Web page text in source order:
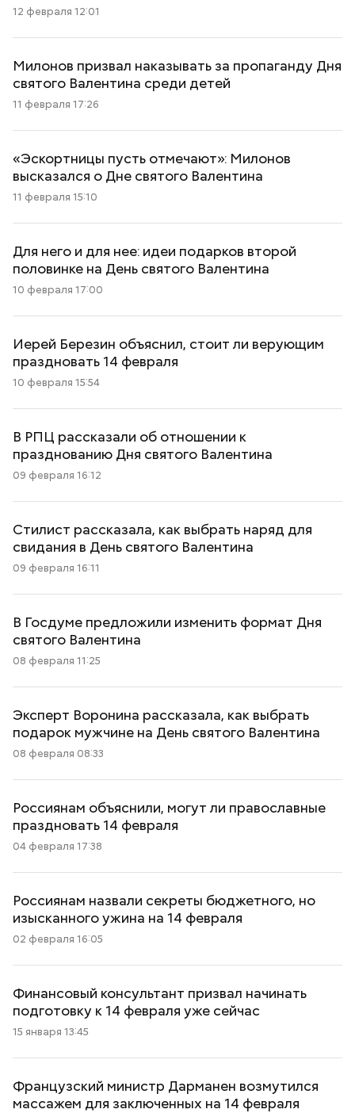
12 февраля 12:01
Милонов призвал наказывать за пропаганду Дня
святого Валентина среди детей
11 февраля 17:26
«Эскортницы пусть отмечают»: Милонов
высказался о Дне святого Валентина
11 февраля 15:10
Для него и для нее: идеи подарков второй
половинке на День святого Валентина
10 февраля 17:00
Иерей Березин объяснил, стоит ли верующим
праздновать 14 февраля
10 февраля 15:54
В РПЦ рассказали об отношении к
празднованию Дня святого Валентина
09 февраля 16:12
Стилист рассказала, как выбрать наряд для
свидания в День святого Валентина
09 февраля 16:11
В Госдуме предложили изменить формат Дня
святого Валентина
08 февраля 11:25
Эксперт Воронина рассказала, как выбрать
подарок мужчине на День святого Валентина
08 февраля 08:33
Россиянам объяснили, могут ли православные
праздновать 14 февраля
04 февраля 17:38
Россиянам назвали секреты бюджетного, но
изысканного ужина на 14 февраля
02 февраля 16:05
Финансовый консультант призвал начинать
подготовку к 14 февраля уже сейчас
15 января 13:45
Французский министр Дарманен возмутился
массажем для заключенных на 14 февраля